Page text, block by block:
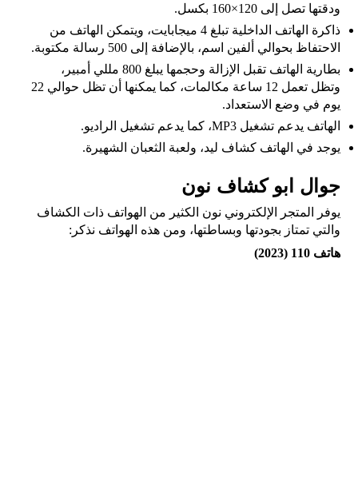
ودقتها تصل إلى 120×160 بكسل.
ذاكرة الهاتف الداخلية تبلغ 4 ميجابايت، ويتمكن الهاتف من
الاحتفاظ بحوالي ألفين اسم، بالإضافة إلى 500 رسالة مكتوبة.
بطارية الهاتف تقبل الإزالة وحجمها يبلغ 800 مللي أمبير،
وتظل تعمل 12 ساعة مكالمات، كما يمكنها أن تظل حوالي 22
يوم في وضع الاستعداد.
الهاتف يدعم تشغيلMP3، كما يدعم تشغيل الراديو.
يوجد في الهاتف كشاف ليد، ولعبة الثعبان الشهيرة.
جوال ابو كشاف نون
يوفر المتجر الإلكتروني نون الكثير من الهواتف ذات الكشاف
والتي تمتاز بجودتها وبساطتها، ومن هذه الهواتف نذكر:
هاتف 110 (2023)